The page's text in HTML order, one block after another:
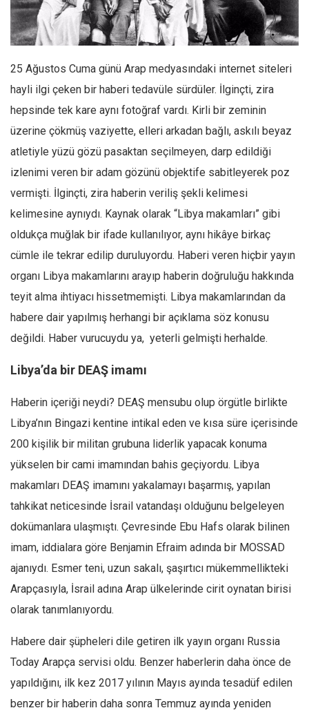
Facebook
Instagram
Editörden
Kemal Özer
Mahmut Toptaş
Yvonne Ridley
Barış Tarımcıoğlu
Ömer Kayani
Yusuf Armağan
Hasanali Yıldırım
Leyla Şerif Emin
Mehmet Ali Tekin
Amina S. Jenenkovic
Bağdagül Öz
Esra Elönü
» Yazar arşivi
Bu Sayı
Kategoriler
Kültür Sanat
Kitap
Karisi kitap sualleri
7 soruda bu hafta
Ekonomi
Spor
Manzara
Sağlık
25 Ağustos Cuma günü Arap medyasındaki internet siteleri
hayli ilgi çeken bir haberi tedavüle sürdüler. İlginçti, zira
hepsinde tek kare aynı fotoğraf vardı. Kirli bir zeminin
üzerine çökmüş vaziyette, elleri arkadan bağlı, askılı beyaz
atletiyle yüzü gözü pasaktan seçilmeyen, darp edildiği
izlenimi veren bir adam gözünü objektife sabitleyerek poz
vermişti. İlginçti, zira haberin veriliş şekli kelimesi
kelimesine aynıydı. Kaynak olarak “Libya makamları” gibi
oldukça muğlak bir ifade kullanılıyor, aynı hikâye birkaç
cümle ile tekrar edilip duruluyordu. Haberi veren hiçbir yayın
organı Libya makamlarını arayıp haberin doğruluğu hakkında
teyit alma ihtiyacı hissetmemişti. Libya makamlarından da
habere dair yapılmış herhangi bir açıklama söz konusu
değildi. Haber vurucuydu ya, yeterli gelmişti herhalde.
Libya’da bir DEAŞ imamı
Haberin içeriği neydi? DEAŞ mensubu olup örgütle birlikte
Libya’nın Bingazi kentine intikal eden ve kısa süre içerisinde
200 kişilik bir militan grubuna liderlik yapacak konuma
yükselen bir cami imamından bahis geçiyordu. Libya
makamları DEAŞ imamını yakalamayı başarmış, yapılan
tahkikat neticesinde İsrail vatandaşı olduğunu belgeleyen
dokümanlara ulaşmıştı. Çevresinde Ebu Hafs olarak bilinen
imam, iddialara göre Benjamin Efraim adında bir MOSSAD
ajanıydı. Esmer teni, uzun sakalı, şaşırtıcı mükemmellikteki
Arapçasıyla, İsrail adına Arap ülkelerinde cirit oynatan birisi
olarak tanımlanıyordu.
Habere dair şüpheleri dile getiren ilk yayın organı Russia
Today Arapça servisi oldu. Benzer haberlerin daha önce de
yapıldığını, ilk kez 2017 yılının Mayıs ayında tesadüf edilen
benzer bir haberin daha sonra Temmuz ayında yeniden